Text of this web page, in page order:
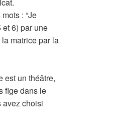
: “Je
6) par une
matrice par la
est un théâtre,
fige dans le
avez choisi